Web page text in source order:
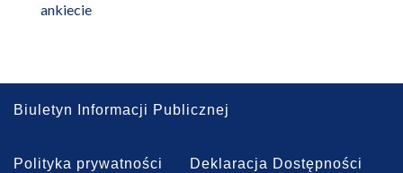
ankiecie
Biuletyn Informacji Publicznej
Polityka prywatności Deklaracja Dostępności